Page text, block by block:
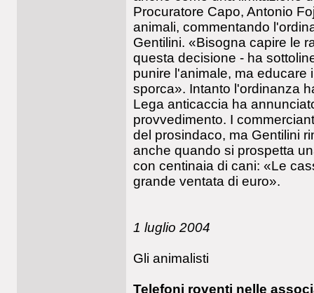
Procuratore Capo, Antonio
animali, commentando
Gentilini. «Bisogna capire le
questa decisione - ha
punire l'animale, ma educare
sporca». Intanto l'ordinanza
Lega anticaccia ha
provvedimento. I
del prosindaco, ma Gentilini
anche quando si prospetta
con centinaia di cani: «Le
grande ventata di euro».
1 luglio 2004
Gli animalisti
Telefoni roventi nelle